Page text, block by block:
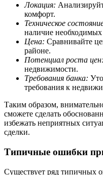
Локация:
комфорт.
Техническое
наличие
Цена: Сравнивайте
районе.
Потенциал роста цен:
недвижимости.
Требования банка:
требования к
Таким образом,
сможете сделать
избежать неприятных
сделки.
Типичные ошибки
Существует ряд типичных